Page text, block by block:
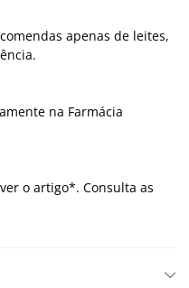
apenas de leites,
na Farmácia
o artigo*. Consulta as